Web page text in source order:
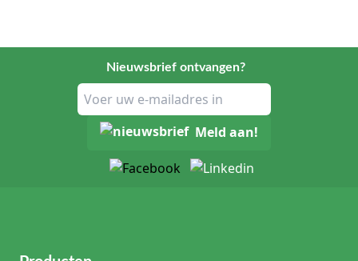
Nieuwsbrief ontvangen?
Meld aan!